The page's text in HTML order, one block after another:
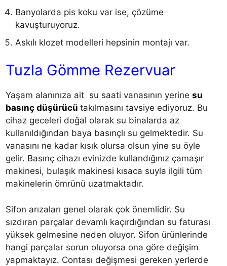
Banyolarda pis koku var ise, çözüme
kavuşturuyoruz.
Askılı klozet modelleri hepsinin montajı var.
Tuzla Gömme Rezervuar
Yaşam alanınıza ait su saati vanasının yerine su
basınç düşürücü takılmasını tavsiye ediyoruz. Bu
cihaz geceleri doğal olarak su binalarda az
kullanıldığından baya basınçlı su gelmektedir. Su
vanasını ne kadar kısık olursa olsun yine su öyle
gelir. Basınç cihazı evinizde kullandığınız çamaşır
makinesi, bulaşık makinesi kısaca suyla ilgili tüm
makinelerin ömrünü uzatmaktadır.
Sifon arızaları genel olarak çok önemlidir. Su
sızdıran parçalar devamlı kaçırdığından su faturası
yüksek gelmesine neden oluyor. Sifon ürünlerinde
hangi parçalar sorun oluyorsa ona göre değişim
yapmaktayız. Contası değişmesi gereken yerlerde